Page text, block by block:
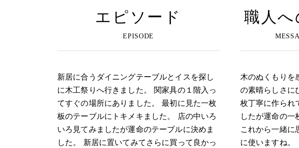
エピソード
新居に合うダイニングテーブルとイスを探し
に木工祭りへ行きました。 関家具の１階入っ
てすぐの場所にありました。 最初に見た一枚
板のテーブルにトキメキました。 店の中いろ
いろ見てみましたが運命のテーブルに決めま
した。 新居に置いてみてさらに買って良かっ
職人へ
木のぬくもりを
の素晴らしさに
枚丁寧に作られ
したが運命の一
これから一緒に
に使いますね。